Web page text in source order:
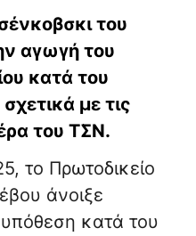
του
αγωγή του
κατά του
με τις
του ΤΣΝ.
το Πρωτοδικείο
άνοιξε
υπόθεση κατά του